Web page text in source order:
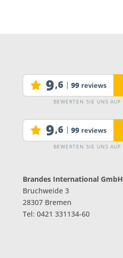
Brandes International GmbH
Bruchweide 3
28307 Bremen
Tel: 0421 331134-60